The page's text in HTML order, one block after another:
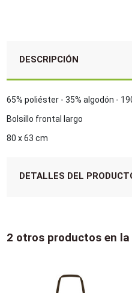
DESCRIPCIÓN
65% poliéster - 35% algodón -
Bolsillo frontal largo
80 x 63 cm
DETALLES DEL
2 otros productos en